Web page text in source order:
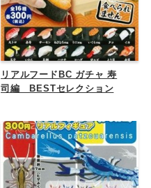
リアルフードBC ガチャ 寿
司編 BESTセレクション